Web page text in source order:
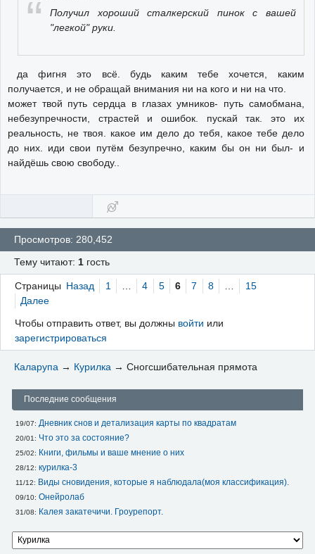
Получил хороший сталкерский пинок с вашей
"легкой" руки.
да фигня это всё. будь каким тебе хочется, каким
получается, и не обращай внимания ни на кого и ни на что.
может твой путь сердца в глазах умников- путь самобмана,
небезупречности, страстей и ошибок. пускай так. это их
реальность, не твоя. какое им дело до тебя, какое тебе дело
до них. иди свои путём безупречно, каким бы он ни был- и
найдёшь свою свободу..
Просмотров: 280,452
Тему читают: 1 гость
Страницы Назад 1 4 5 6 7 8
15
Далее
Чтобы отправить ответ, вы должны войти или
зарегистрироваться
Каларупа → Курилка →Сногсшибательная прямота
Последние сообщения
19/07: Дневник снов и детализация карты по квадратам
20/01: Что это за состояние?
25/02: Книги, фильмы и ваше мнение о них
28/12: курилка-3
11/12: Виды сновидения, которые я наблюдала(моя классификация).
09/10: Онейролаб
31/08: Калея закатечичи. Гроурепорт.